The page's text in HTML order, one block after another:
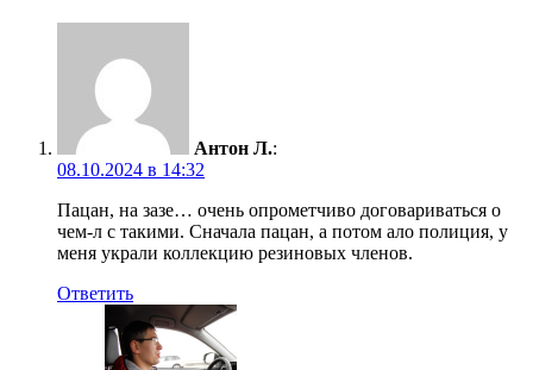
Антон Л.:
08.10.2024 в 14:32
Пацан, на зазе… очень опрометчиво договариваться о
чем-л с такими. Сначала пацан, а потом ало полиция, у
меня украли коллекцию резиновых членов.
Ответить